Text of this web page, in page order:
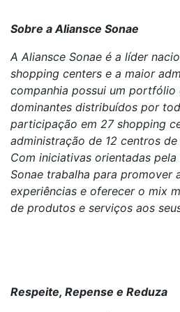
Sobre a Aliansce Sonae
A Aliansce Sonae é a líder
shopping centers e a maior
companhia possui um portfólio
dominantes distribuídos por
participação em 27 shopping
administração de 12 centros
Com iniciativas orientadas
Sonae trabalha para promover
experiências e oferecer o mix
de produtos e serviços aos
Respeite, Repense e Reduza